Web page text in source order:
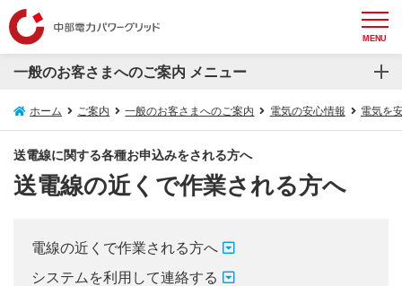
MENU
一般のお客さまへのご案内 メニュー
一般のお客さまへのご案内
再生可能エネルギー発電設備等の接続について
電気の安心情報
スマートメーターについて
ホーム ご案内 一般のお客さまへのご案内 電気の安心情報 電気を
送電線に関する各種お申込みをされる方へ
送電線の近くで作業される方へ
電線の近くで作業される方へ
システムを利用して連絡する